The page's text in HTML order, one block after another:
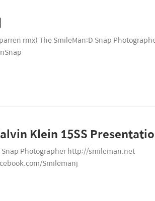
rmx) The SmileMan:D Snap
Klein 15SS
Snap Photographer http://smileman.net
Smilemanj